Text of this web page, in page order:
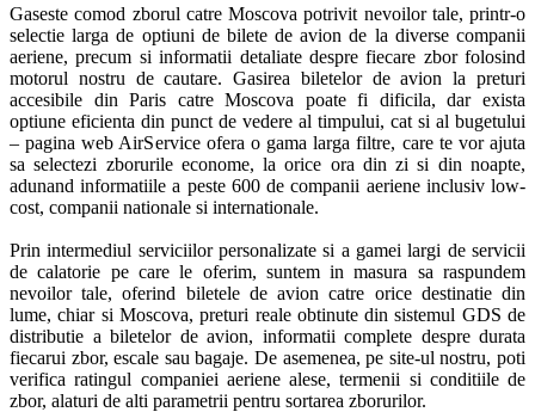
Gaseste comod zborul catre Moscova potrivit nevoilor tale, printr-o
selectie larga de optiuni de bilete de avion de la diverse companii
aeriene, precum si informatii detaliate despre fiecare zbor folosind
motorul nostru de cautare. Gasirea biletelor de avion la preturi
accesibile din Paris catre Moscova poate fi dificila, dar exista
optiune eficienta din punct de vedere al timpului, cat si al bugetului
– pagina web AirService ofera o gama larga filtre, care te vor ajuta
sa selectezi zborurile econome, la orice ora din zi si din noapte,
adunand informatiile a peste 600 de companii aeriene inclusiv low-
cost, companii nationale si internationale.
Prin intermediul serviciilor personalizate si a gamei largi de servicii
de calatorie pe care le oferim, suntem in masura sa raspundem
nevoilor tale, oferind biletele de avion catre orice destinatie din
lume, chiar si Moscova, preturi reale obtinute din sistemul GDS de
distributie a biletelor de avion, informatii complete despre durata
fiecarui zbor, escale sau bagaje. De asemenea, pe site-ul nostru, poti
verifica ratingul companiei aeriene alese, termenii si conditiile de
zbor, alaturi de alti parametrii pentru sortarea zborurilor.